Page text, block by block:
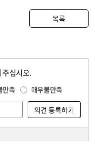
목록
주십시오.
만족 매우불만족